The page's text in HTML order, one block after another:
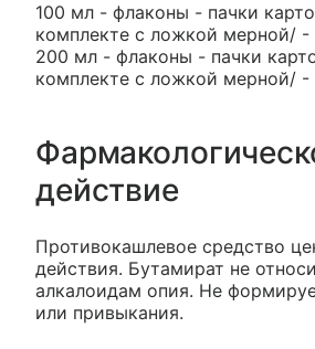
100 мл - флаконы - пачки
комплекте с ложкой мерной/ -
200 мл - флаконы - пачки
комплекте с ложкой мерной/ -
действие
Противокашлевое средство
действия. Бутамират не
алкалоидам опия. Не
или привыкания.